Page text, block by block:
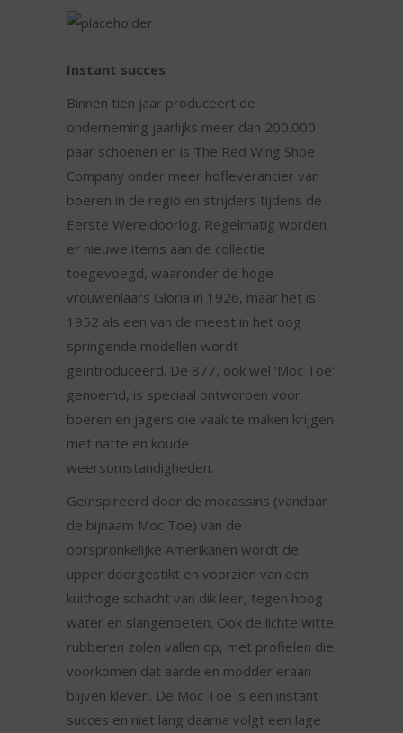
Instant succes
Binnen tien jaar produceert de
onderneming jaarlijks meer dan 200.000
paar schoenen en is The Red Wing Shoe
Company onder meer hofleverancier van
boeren in de regio en strijders tijdens de
Eerste Wereldoorlog. Regelmatig worden
er nieuwe items aan de collectie
toegevoegd, waaronder de hoge
vrouwenlaars Gloria in 1926, maar het is
1952 als een van de meest in het oog
springende modellen wordt
geïntroduceerd. De 877, ook wel ‘Moc Toe’
genoemd, is speciaal ontworpen voor
boeren en jagers die vaak te maken krijgen
met natte en koude
weersomstandigheden.
Geïnspireerd door de mocassins (vandaar
de bijnaam Moc Toe) van de
oorspronkelijke Amerikanen wordt de
upper doorgestikt en voorzien van een
kuithoge schacht van dik leer, tegen hoog
water en slangenbeten. Ook de lichte witte
rubberen zolen vallen op, met profielen die
voorkomen dat aarde en modder eraan
blijven kleven. De Moc Toe is een instant
succes en niet lang daarna volgt een lage